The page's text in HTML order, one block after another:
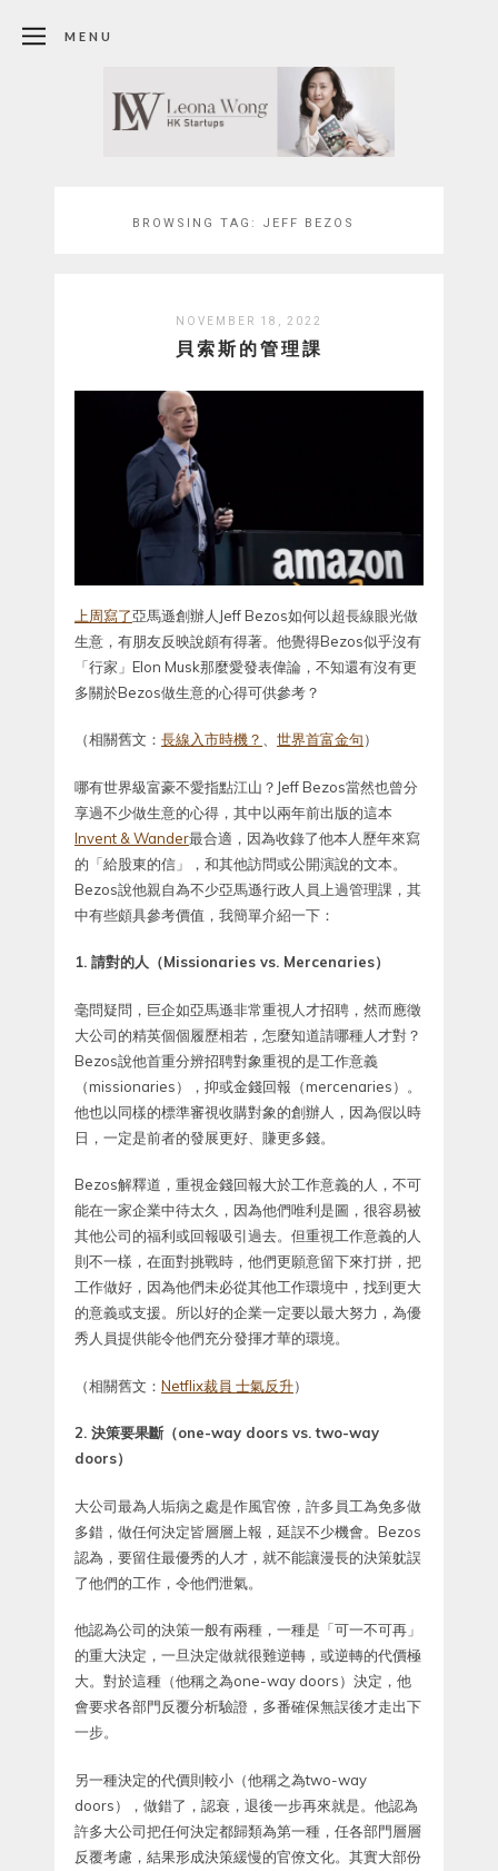
MENU
BROWSING TAG: JEFF BEZOS
NOVEMBER 18, 2022
貝索斯的管理課
上周寫了亞馬遜創辦人Jeff Bezos如何以超長線眼光做
生意，有朋友反映說頗有得著。他覺得Bezos似乎沒有
「行家」Elon Musk那麼愛發表偉論，不知還有沒有更
多關於Bezos做生意的心得可供參考？
（相關舊文： 長線入市時機？ 世界首富金句）
哪有世界級富豪不愛指點江山？Jeff Bezos當然也曾分
享過不少做生意的心得，其中以兩年前出版的這本
Invent & Wander最合適，因為收錄了他本人歷年來寫
的「給股東的信」，和其他訪問或公開演說的文本。
Bezos說他親自為不少亞馬遜行政人員上過管理課，其
中有些頗具參考價值，我簡單介紹一下：
1. 請對的人（Missionaries vs. Mercenaries）
毫問疑問，巨企如亞馬遜非常重視人才招聘，然而應徵
大公司的精英個個履歷相若，怎麼知道請哪種人才對？
Bezos說他首重分辨招聘對象重視的是工作意義
（missionaries），抑或金錢回報（mercenaries）。
他也以同樣的標準審視收購對象的創辦人，因為假以時
日，一定是前者的發展更好、賺更多錢。
Bezos解釋道，重視金錢回報大於工作意義的人，不可
能在一家企業中待太久，因為他們唯利是圖，很容易被
其他公司的福利或回報吸引過去。但重視工作意義的人
則不一樣，在面對挑戰時，他們更願意留下來打拼，把
工作做好，因為他們未必從其他工作環境中，找到更大
的意義或支援。所以好的企業一定要以最大努力，為優
秀人員提供能令他們充分發揮才華的環境。
（相關舊文： Netflix裁員 士氣反升）
2. 決策要果斷（one-way doors vs. two-way
doors）
大公司最為人垢病之處是作風官僚，許多員工為免多做
多錯，做任何決定皆層層上報，延誤不少機會。Bezos
認為，要留住最優秀的人才，就不能讓漫長的決策躭誤
了他們的工作，令他們泄氣。
他認為公司的決策一般有兩種，一種是「可一不可再」
的重大決定，一旦決定做就很難逆轉，或逆轉的代價極
大。對於這種（他稱之為one-way doors）決定，他
會要求各部門反覆分析驗證，多番確保無誤後才走出下
一步。
另一種決定的代價則較小（他稱之為two-way
doors），做錯了，認衰，退後一步再來就是。他認為
許多大公司把任何決定都歸類為第一種，任各部門層層
反覆考慮，結果形成決策緩慢的官僚文化。其實大部份